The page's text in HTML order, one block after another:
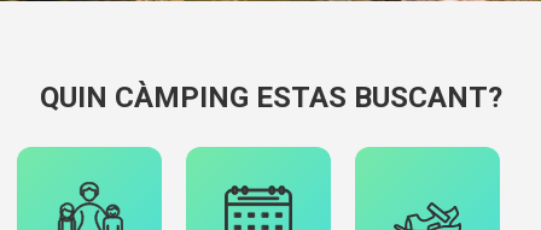
QUIN CÀMPING ESTAS BUSCANT?